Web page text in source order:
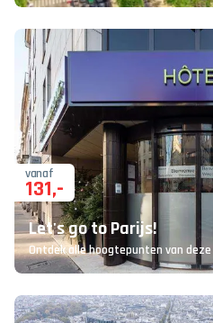
vanaf
131,-
Let's go to Parijs!
Ontdek alle hoogtepunten van